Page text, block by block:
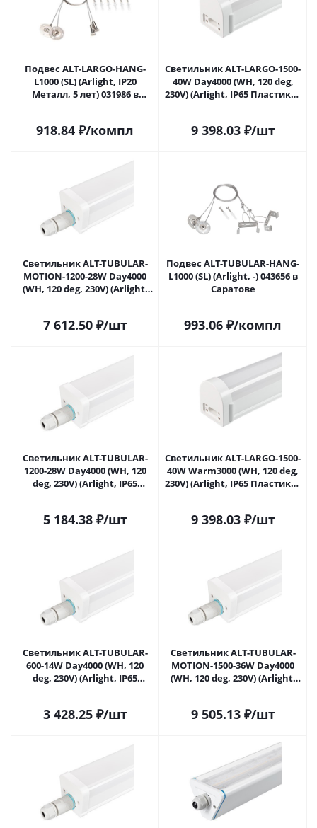
Подвес ALT-LARGO-HANG-
L1000 (SL) (Arlight, IP20
Металл, 5 лет) 031986 в
918.84 ₽/компл
Светильник ALT-LARGO-1500-
40W Day4000 (WH, 120 deg,
230V) (Arlight, IP65 Пластик, 5
9 398.03₽/шт
Светильник ALT-TUBULAR-
MOTION-1200-28W Day4000
(WH, 120 deg, 230V) (Arlight,
7 612.50₽/шт
Подвес ALT-TUBULAR-HANG-
L1000 (SL) (Arlight, -) 043656 в
Саратове
993.06 ₽/компл
Светильник ALT-TUBULAR-
1200-28W Day4000 (WH, 120
deg, 230V) (Arlight, IP65
5 184.38₽/шт
Светильник ALT-LARGO-1500-
40W Warm3000 (WH, 120 deg,
230V) (Arlight, IP65 Пластик, 5
9 398.03₽/шт
Светильник ALT-TUBULAR-
600-14W Day4000 (WH, 120
deg, 230V) (Arlight, IP65
3 428.25₽/шт
Светильник ALT-TUBULAR-
MOTION-1500-36W Day4000
(WH, 120 deg, 230V) (Arlight,
9 505.13₽/шт